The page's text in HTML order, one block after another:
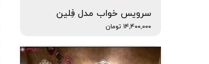
سرویس خواب مدل فِلین
۱۴,۴۰۰,۰۰۰ تومان